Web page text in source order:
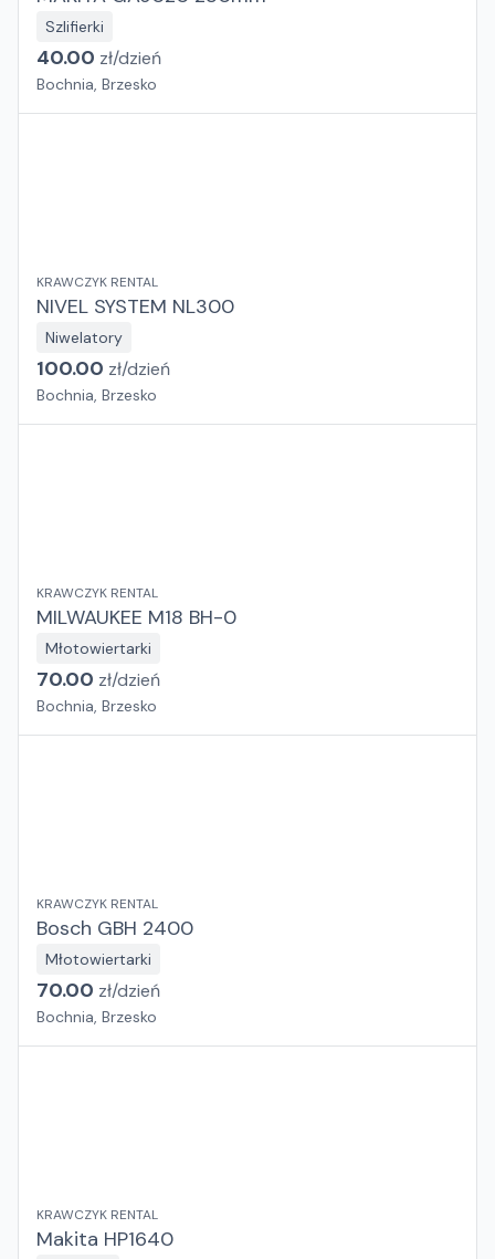
Szlifierki
40.00 zł/dzień
Bochnia, Brzesko
KRAWCZYK RENTAL
NIVEL SYSTEM NL300
Niwelatory
100.00 zł/dzień
Bochnia, Brzesko
KRAWCZYK RENTAL
MILWAUKEE M18 BH-0
Młotowiertarki
70.00 zł/dzień
Bochnia, Brzesko
KRAWCZYK RENTAL
Bosch GBH 2400
Młotowiertarki
70.00 zł/dzień
Bochnia, Brzesko
KRAWCZYK RENTAL
Makita HP1640